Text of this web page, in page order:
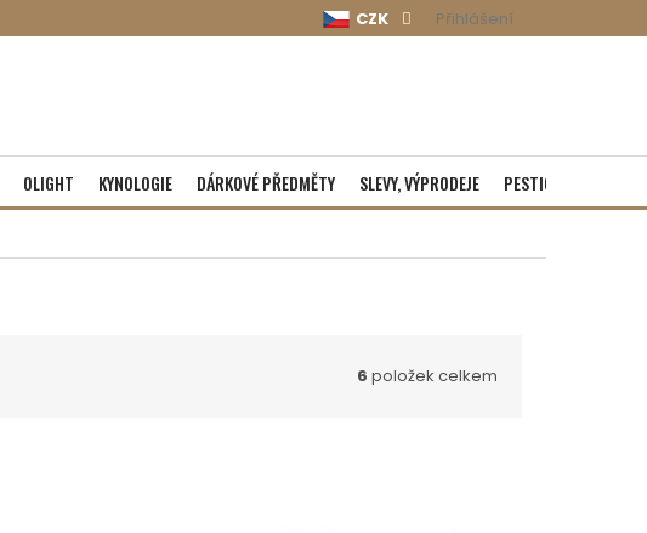
CZK Přihlášení
OLIGHT KYNOLOGIE DÁRKOVÉ PŘEDMĚTY SLEVY, VÝPRODEJE PESTICIDY
6 položek celkem